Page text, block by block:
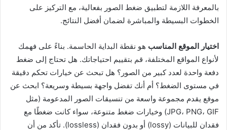
بالمعرفة اللازمة لتطبيق ضغط الصور بفعالية، مع التركيز على
الخطوات البسيطة والمباشرة لضمان أفضل النتائج.
اختيار الموقع المناسب هو نقطة البداية الحاسمة. بناءً على فهمك
لأنواع المواقع المختلفة، قم بتقييم احتياجاتك. هل تحتاج إلى ضغط
دفعة واحدة لعدد كبير من الصور؟ هل تبحث عن خيارات تحكم دقيقة
في مستوى الضغط؟ أم أنك تفضل واجهة بسيطة وسريعة؟ ابحث عن
موقع يقدم مجموعة واسعة من تنسيقات الصور المدعومة (مثل
JPG، PNG، GIF) وخيارات ضغط متنوعة، سواء كانت ضغطًا مع
فقدان للبيانات (lossy) أو بدون فقدان (lossless). تأكد من أن